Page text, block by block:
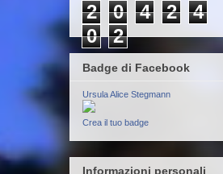
2 0 4 2
4
0
2
Badge di Facebook
Ursula Alice Stegmann
Crea il tuo badge
Informazioni personali